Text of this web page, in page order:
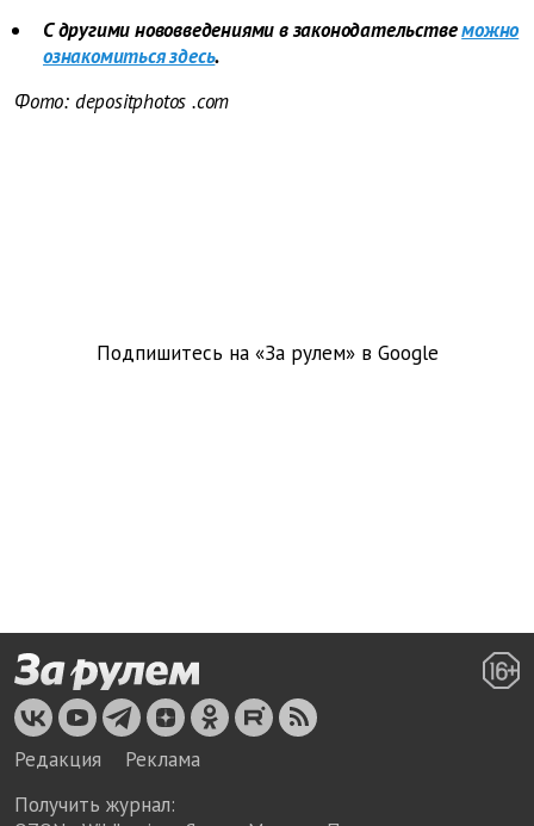
С другими нововведениями в законодательствеможно
ознакомиться здесь.
Фото: depositphotos .com
Подпишитесь на «За рулем» в Google
Редакция
Реклама
Получить журнал: